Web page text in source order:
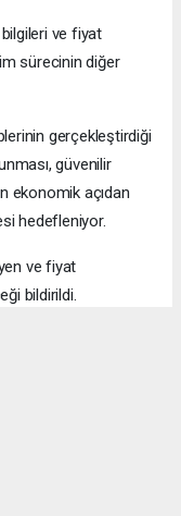
ve fiyat
sürecinin diğer
gerçekleştirdiği
güvenilir
ekonomik açıdan
hedefleniyor.
ve fiyat
bildirildi.